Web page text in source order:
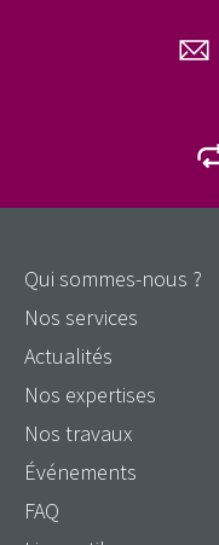
Qui sommes-nous ?
Nos services
Actualités
Nos expertises
Nos travaux
Événements
FAQ